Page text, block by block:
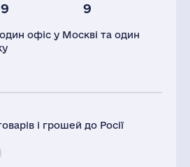
9
2021
офіс у Москві та один
і грошей до Росії